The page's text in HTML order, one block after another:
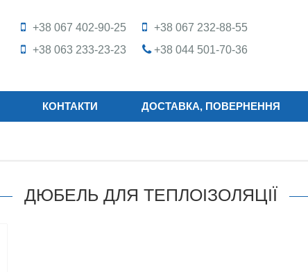
+38 067 402-90-25
+38 067 232-88-55
+38 063 233-23-23
+38 044 501-70-36
КОНТАКТИ ДОСТАВКА, ПОВЕРНЕННЯ
ДЮБЕЛЬ ДЛЯ ТЕПЛОІЗОЛЯЦІЇ